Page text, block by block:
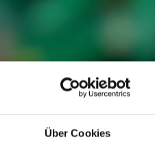
Über Cookies